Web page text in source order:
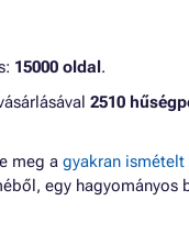
15000 oldal.
2510
meg a gyakran
egy